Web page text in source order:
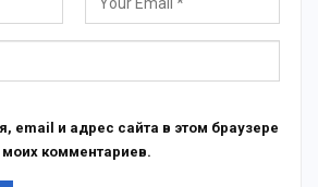
email и адрес сайта в этом браузере
комментариев.